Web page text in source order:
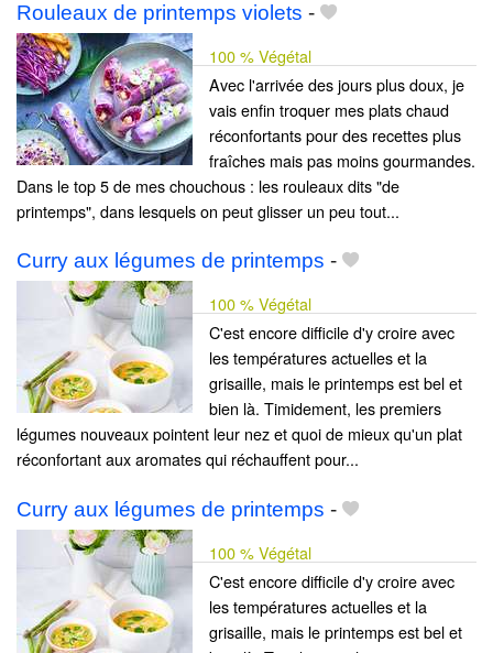
Rouleaux de printemps violets -
100 % Végétal
Avec l'arrivée des jours plus doux, je
vais enfin troquer mes plats chaud
réconfortants pour des recettes plus
fraîches mais pas moins gourmandes.
Dans le top 5 de mes chouchous : les rouleaux dits "de
printemps", dans lesquels on peut glisser un peu tout...
Curry aux légumes de printemps -
100 % Végétal
C'est encore difficile d'y croire avec
les températures actuelles et la
grisaille, mais le printemps est bel et
bien là. Timidement, les premiers
légumes nouveaux pointent leur nez et quoi de mieux qu'un plat
réconfortant aux aromates qui réchauffent pour...
Curry aux légumes de printemps -
100 % Végétal
C'est encore difficile d'y croire avec
les températures actuelles et la
grisaille, mais le printemps est bel et